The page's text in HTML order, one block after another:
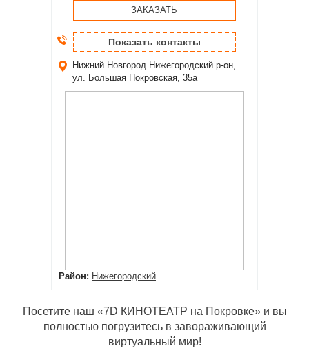
ЗАКАЗАТЬ
Показать контакты
Нижний Новгород Нижегородский р-он,
ул. Большая Покровская, 35а
Район: Нижегородский
Посетите наш «7D КИНОТЕАТР на Покровке» и вы
полностью погрузитесь в завораживающий
виртуальный мир!